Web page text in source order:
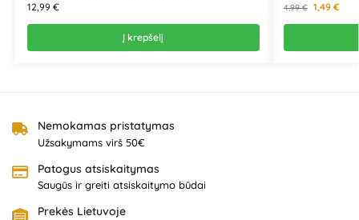
12,99 €
Į krepšelį
4,99€ 1,49 €
Nemokamas pristatymas
Užsakymams virš 50€
Patogus atsiskaitymas
Saugūs ir greiti atsiskaitymo būdai
Prekės Lietuvoje